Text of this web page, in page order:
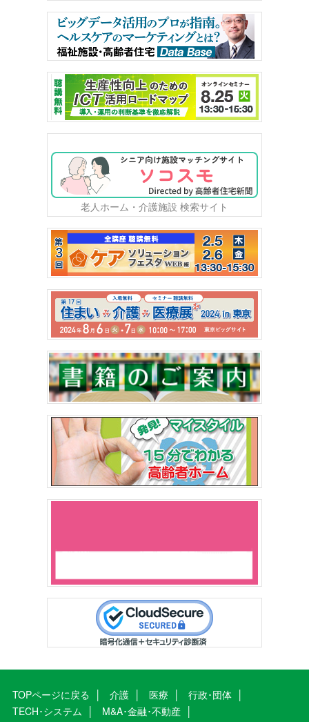
老人ホーム・介護施設 検索サイト
TOPページに戻る 介護 医療
行政･団体
TECH･システム
M&A･金融･不動産